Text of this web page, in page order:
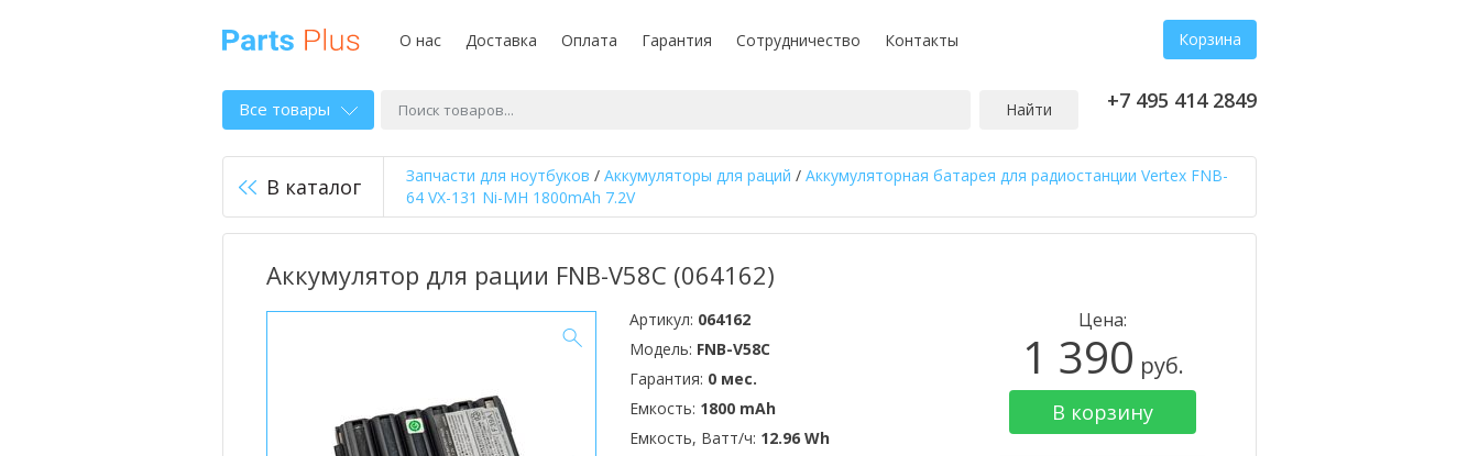
О нас Доставка Оплата Гарантия Сотрудничество Контакты Корзина
Все товары Найти +7 495 414 2849
В каталог Запчасти для ноутбуков / Аккумуляторы для раций / Аккумуляторная батарея для радиостанции Vertex FNB-
64 VX-131 Ni-MH 1800mAh 7.2V
Аккумулятор для рации FNB-V58C (064162)
Артикул: 064162
Модель: FNB-V58C
Гарантия: 0 мес.
Емкость: 1800 mAh
Емкость, Ватт/ч: 12.96 Wh
Цена:
1 390 руб.
В корзину